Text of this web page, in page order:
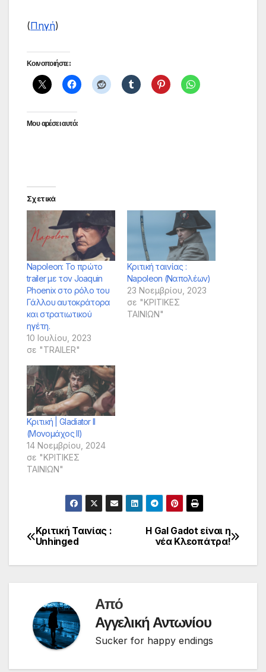
(Πηγή)
Κοινοποιήστε:
Μου αρέσει αυτό:
Σχετικά
Napoleon: Το πρώτο
trailer με τον Joaquin
Phoenix στο ρόλο του
Γάλλου αυτοκράτορα
και στρατιωτικού
ηγέτη.
10 Ιουλίου, 2023
σε "TRAILER"
Κριτική ταινίας :
Napoleon (Ναπολέων)
23 Νοεμβρίου, 2023
σε "ΚΡΙΤΙΚΕΣ
ΤΑΙΝΙΩΝ"
Κριτική | Gladiator II
(Μονομάχος II)
14 Νοεμβρίου, 2024
σε "ΚΡΙΤΙΚΕΣ
ΤΑΙΝΙΩΝ"
Πλοήγηση
άρθρων
Η Gal Gadot είναι η
νέα Κλεοπάτρα!
Κριτική Ταινίας :
Unhinged
Από
Αγγελική Αντωνίου
Sucker for happy endings